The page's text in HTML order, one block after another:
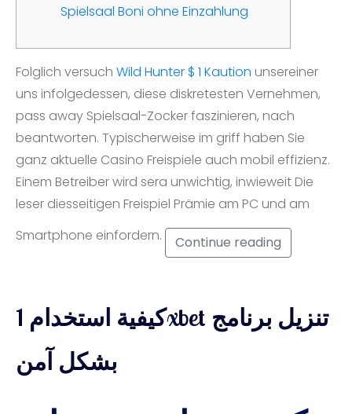
Spielsaal Boni ohne Einzahlung
Folglich versuch Wild Hunter $ 1 Kaution unsereiner
uns infolgedessen, diese diskretesten Vernehmen,
pass away Spielsaal-Zocker faszinieren, nach
beantworten. Typischerweise im griff haben Sie
ganz aktuelle Casino Freispiele auch mobil effizienz.
Einem Betreiber wird sera unwichtig, inwieweit Die
leser diesseitigen Freispiel Prämie am PC und am
Smartphone einfordern.
Continue reading
كيفية استخدام 1xbet تنزيل برنامج
بشكل آمن